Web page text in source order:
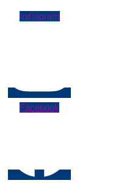
Instagram
Facebook